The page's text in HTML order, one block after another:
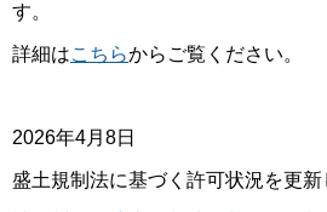
す。
詳細はこちらからご覧ください。
2026年4月8日
盛土規制法に基づく許可状況を更新